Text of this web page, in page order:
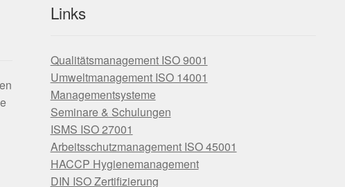
Links
Qualitätsmanagement ISO 9001
Umweltmanagement ISO 14001
Managementsysteme
Seminare & Schulungen
ISMS ISO 27001
Arbeitsschutzmanagement ISO 45001
HACCP Hygienemanagement
DIN ISO Zertifizierung